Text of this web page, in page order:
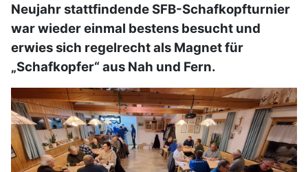
Neujahr stattfindende SFB-Schafkopfturnier
war wieder einmal bestens besucht und
erwies sich regelrecht als Magnet für
„Schafkopfer“ aus Nah und Fern.